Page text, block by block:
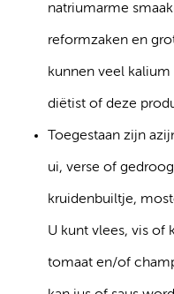
natriumarme
reformzaken en
kunnen veel
diëtist of deze
Toegestaan zijn
ui, verse of
kruidenbuiltje,
U kunt vlees, vis of
tomaat en/of